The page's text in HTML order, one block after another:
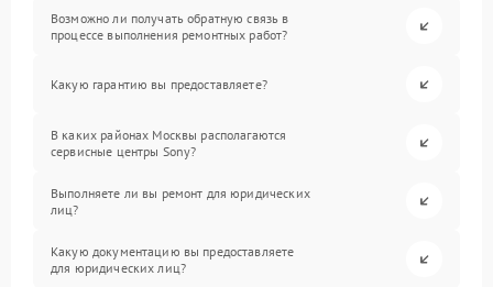
Возможно ли получать обратную связь в
процессе выполнения ремонтных работ?
Какую гарантию вы предоставляете?
В каких районах Москвы располагаются
сервисные центры Sony?
Выполняете ли вы ремонт для юридических
лиц?
Какую документацию вы предоставляете
для юридических лиц?